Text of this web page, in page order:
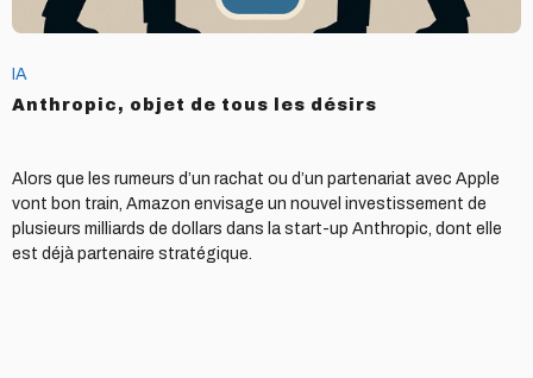
IA
Anthropic, objet de tous les désirs
Alors que les rumeurs d’un rachat ou d’un partenariat avec Apple
vont bon train, Amazon envisage un nouvel investissement de
plusieurs milliards de dollars dans la start-up Anthropic, dont elle
est déjà partenaire stratégique.